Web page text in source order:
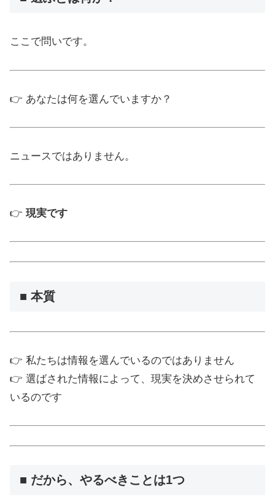
ここで問いです。
👉 あなたは何を選んでいますか？
ニュースではありません。
👉 現実です
■ 本質
👉 私たちは情報を選んでいるのではありません
👉 選ばされた情報によって、現実を決めさせられて
いるのです
■ だから、やるべきことは1つ